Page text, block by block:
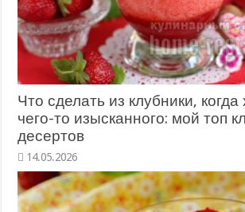
Что сделать из клубники, когда
чего-то изысканного: мой топ
десертов
14.05.2026